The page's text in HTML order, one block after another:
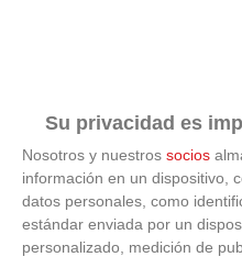
Su privacidad es
Nosotros y nuestros socios
información en un dispositivo,
datos personales, como
estándar enviada por un
personalizado, medición de
El cerebro hace esto
Seguro que tú también
existen